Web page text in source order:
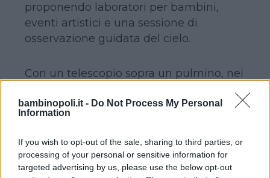
bambinopoli.it - Do Not Process My Personal
Information
If you wish to opt-out of the sale, sharing to third parties, or
processing of your personal or sensitive information for
targeted advertising by us, please use the below opt-out
proponendo laboratori per bambini,
eventi artistici e una sessione di
osservazione guidata del cielo.
Con un telescopio sopra un pulmino, nei
Itinerante si fermerà in varie località
caratterizzate da fragilità sociale per
attraverso il grande potenziale di
ispirazione dello spazio. Ogni tappa del